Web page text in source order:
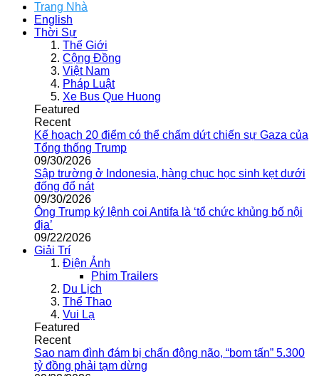
Trang Nhà
English
Thời Sự
Thế Giới
Cộng Đồng
Việt Nam
Pháp Luật
Xe Bus Que Huong
Featured
Recent
Kế hoạch 20 điểm có thể chấm dứt chiến sự Gaza của
Tổng thống Trump
09/30/2026
Sập trường ở Indonesia, hàng chục học sinh kẹt dưới
đống đổ nát
09/30/2026
Ông Trump ký lệnh coi Antifa là ‘tổ chức khủng bố nội
địa’
09/22/2026
Giải Trí
Điện Ảnh
Phim Trailers
Du Lịch
Thể Thao
Vui Lạ
Featured
Recent
Sao nam đình đám bị chấn động não, “bom tấn” 5.300
tỷ đồng phải tạm dừng